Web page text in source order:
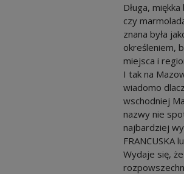
Długa,
czy
znana była
określeniem,
miejsca i
I tak na
wiadomo
wschodniej
nazwy nie
najbardziej
FRANCUSKA
Wydaje się,